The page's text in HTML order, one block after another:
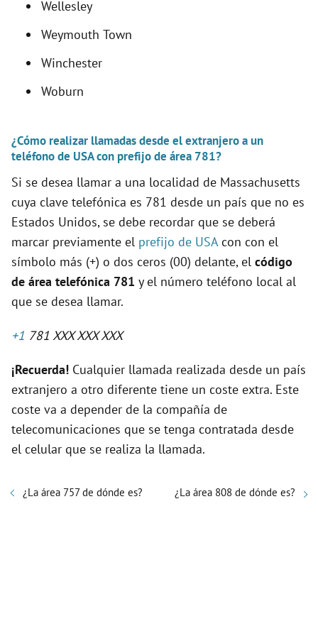
Wellesley
Weymouth Town
Winchester
Woburn
¿Cómo realizar llamadas desde el extranjero a un
teléfono de USA con prefijo de área 781?
Si se desea llamar a una localidad de Massachusetts
cuya clave telefónica es 781 desde un país que no es
Estados Unidos, se debe recordar que se deberá
marcar previamente el prefijo de USAcon con el
símbolo más (+) o dos ceros (00) delante, el código
de área telefónica 781 y el número teléfono local al
que se desea llamar.
+1 781 XXX XXX XXX
¡Recuerda! Cualquier llamada realizada desde un país
extranjero a otro diferente tiene un coste extra. Este
coste va a depender de la compañía de
telecomunicaciones que se tenga contratada desde
el celular que se realiza la llamada.
¿La área 757 de dónde es? ¿La área 808 de dónde es?